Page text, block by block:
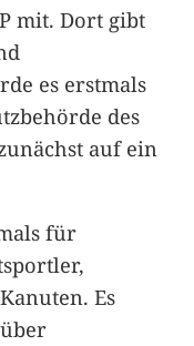
mit. Dort gibt
es erstmals
des
auf ein
für
Es